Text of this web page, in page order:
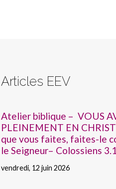
Articles EEV
Atelier biblique – VOUS
PLEINEMENT EN
que vous faites, faites-le
le Seigneur– Colossiens
vendredi, 12 juin 2026